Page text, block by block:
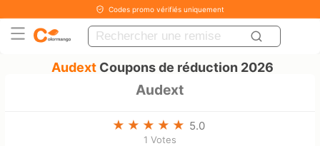
Codes promo vérifiés uniquement
AudextCoupons de réduction 2026
Audext
5.0
1 Votes